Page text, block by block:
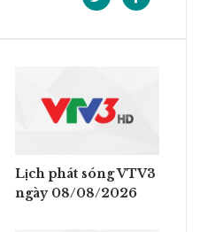
Lịch phát sóng VTV3
ngày 08/08/2026